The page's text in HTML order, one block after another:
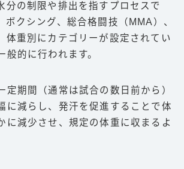
分の制限や排出を指すプロセスで
ボクシング、総合格闘技（MMA）、
体重別にカテゴリーが設定されてい
般的に行われます。
定期間（通常は試合の数日前から）
に減らし、発汗を促進することで体
に減少させ、規定の体重に収まるよ